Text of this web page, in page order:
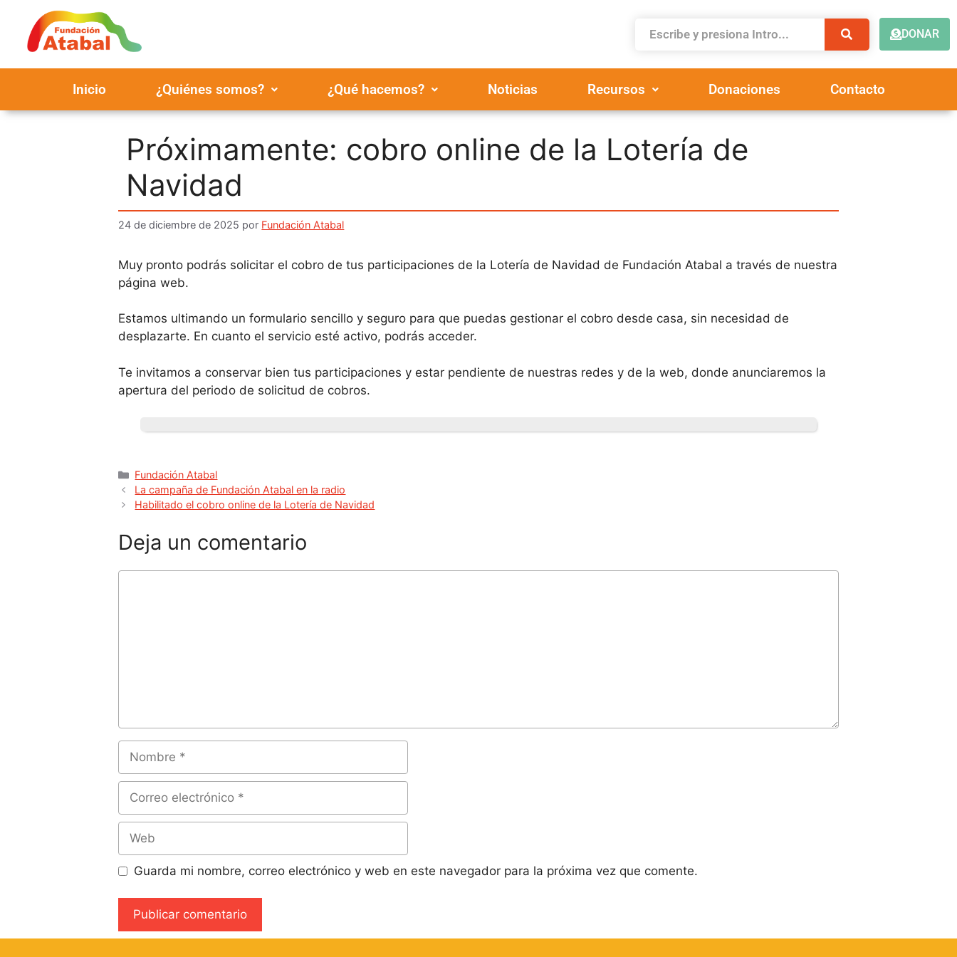
DONAR
Inicio ¿Quiénes somos? ¿Qué hacemos? Noticias Recursos Donaciones Contacto
Próximamente: cobro online de la Lotería de
Navidad
24 de diciembre de 2025 por Fundación Atabal
Muy pronto podrás solicitar el cobro de tus participaciones de la Lotería de Navidad de Fundación Atabal a través de nuestra
página web.
Estamos ultimando un formulario sencillo y seguro para que puedas gestionar el cobro desde casa, sin necesidad de
desplazarte. En cuanto el servicio esté activo, podrás acceder.
Te invitamos a conservar bien tus participaciones y estar pendiente de nuestras redes y de la web, donde anunciaremos la
apertura del periodo de solicitud de cobros.
Fundación Atabal
La campaña de Fundación Atabal en la radio
Habilitado el cobro online de la Lotería de Navidad
Deja un comentario
Guarda mi nombre, correo electrónico y web en este navegador para la próxima vez que comente.